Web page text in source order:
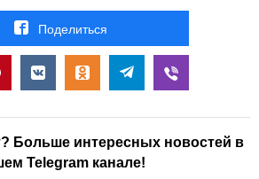
Поделиться
Больше интересных новостей в
Telegram канале!